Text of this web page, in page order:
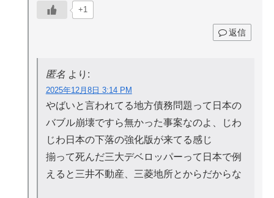
+1
返信
匿名 より:
2025年12月8日 3:14 PM
やばいと言われてる地方債務問題って日本の
バブル崩壊ですら無かった事案なのよ、じわ
じわ日本の下落の強化版が来てる感じ
揃って死んだ三大デベロッパーって日本で例
えると三井不動産、三菱地所とからだからな